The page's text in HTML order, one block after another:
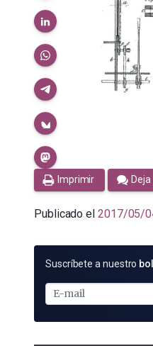
Imprimir
Publicado el 2017/05/
SUSCRÍBETE
E-
MAIL
Suscríbete a nuestro